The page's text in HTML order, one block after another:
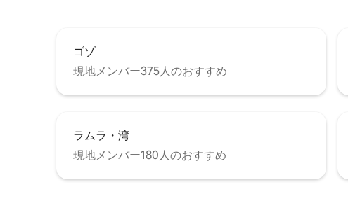
ゲスト用にリビングエリアにソファベッ
ドが1台あります。 1階のお部屋をご希望
の場合は、別のリスティング「Cosy
Haven in Gozo」（
のお部屋をご希望の場合は、別のリステ
ィング「Magic in the Heart of Gozo
(Penthouse)」（
www.airbnb.com.mt/rooms/24600170 ）
ゴゾ
現地メンバー375人のおすすめ
ラムラ・湾
現地メンバー180人のおすすめ